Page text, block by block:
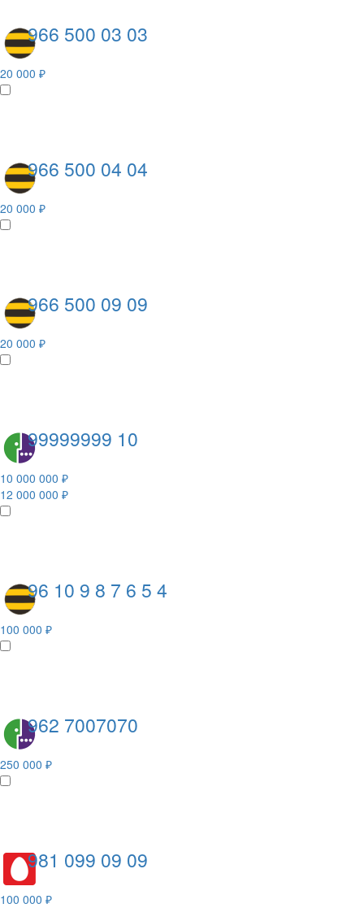
966 500 03 03
20 000 ₽
966 500 04 04
20 000 ₽
966 500 09 09
20 000 ₽
99999999 10
10 000 000 ₽
12 000 000 ₽
96 10 9 8 7 6 5 4
100 000 ₽
962 7007070
250 000 ₽
981 099 09 09
100 000 ₽